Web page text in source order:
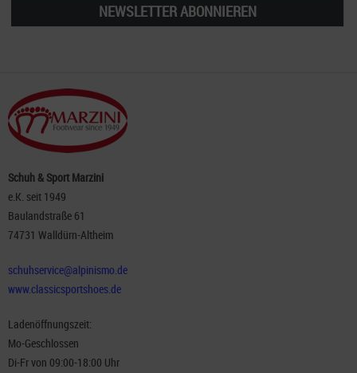
NEWSLETTER ABONNIEREN
Schuh & Sport Marzini
e.K. seit 1949
Baulandstraße 61
74731 Walldürn-Altheim
schuhservice@alpinismo.de
www.classicsportshoes.de
Ladenöffnungszeit:
Mo-Geschlossen
Di-Fr von 09:00-18:00 Uhr